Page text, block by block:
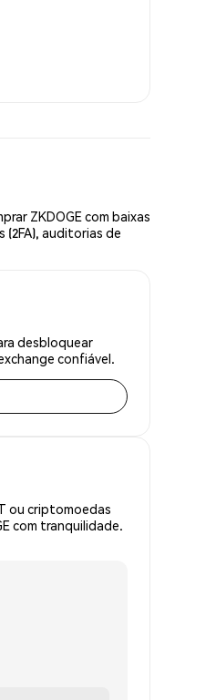
ZKDOGE com baixas
auditorias de
desbloquear
confiável.
ou criptomoedas
com tranquilidade.